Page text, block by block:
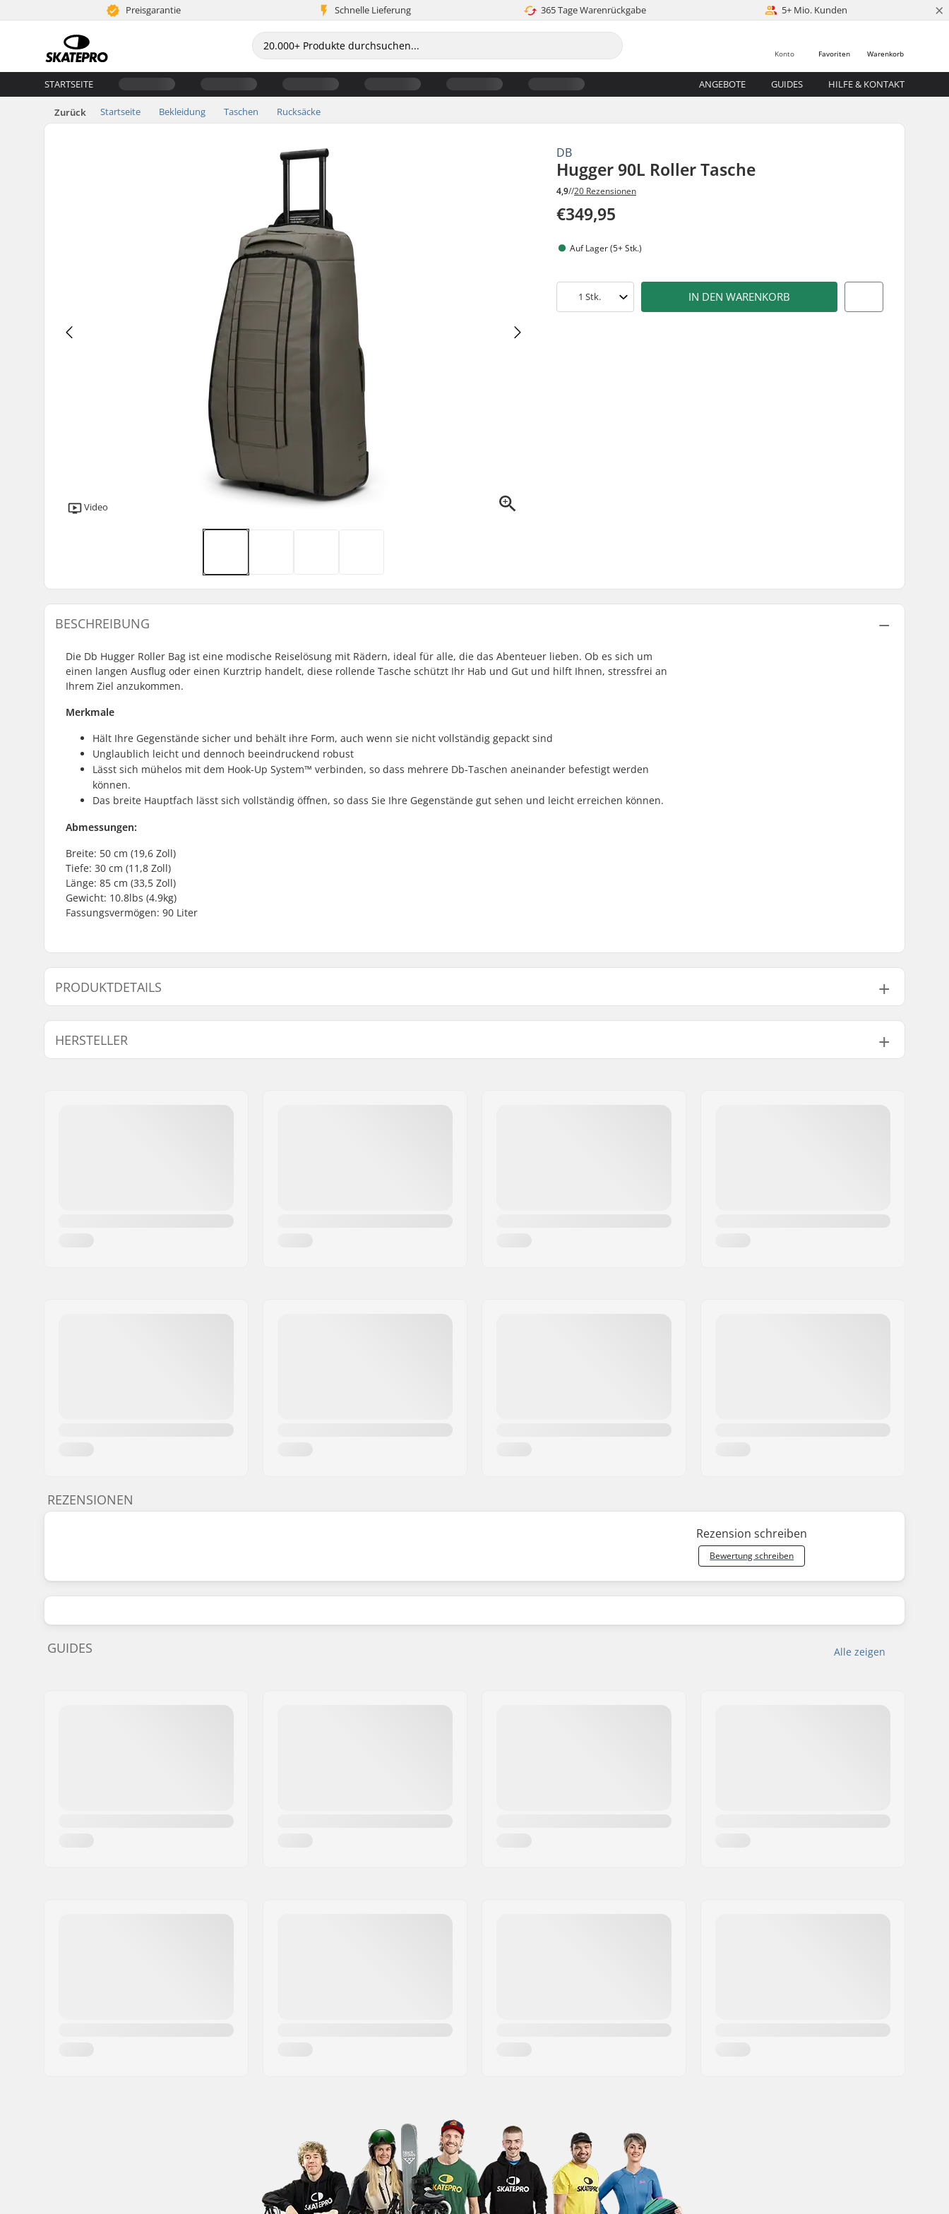
Preisgarantie Schnelle Lieferung 365 Tage Warenrückgabe 5+ Mio. Kunden ×
Warenkorb
Favoriten
Konto
STARTSEITE ANGEBOTE GUIDES HILFE & KONTAKT
Zurück Startseite Bekleidung Taschen Rucksäcke
DB
Hugger 90L Roller Tasche
4,9//20 Rezensionen
€349,95
Video
Auf Lager (5+ Stk.)
1 Stk. IN DEN WARENKORB
BESCHREIBUNG
Die Db Hugger Roller Bag ist eine modische Reiselösung mit Rädern, ideal für alle, die das Abenteuer lieben. Ob es sich um
einen langen Ausflug oder einen Kurztrip handelt, diese rollende Tasche schützt Ihr Hab und Gut und hilft Ihnen, stressfrei an
Ihrem Ziel anzukommen.
Merkmale
Hält Ihre Gegenstände sicher und behält ihre Form, auch wenn sie nicht vollständig gepackt sind
Unglaublich leicht und dennoch beeindruckend robust
Lässt sich mühelos mit dem Hook-Up System™️ verbinden, so dass mehrere Db-Taschen aneinander befestigt werden
können.
Das breite Hauptfach lässt sich vollständig öffnen, so dass Sie Ihre Gegenstände gut sehen und leicht erreichen können.
Abmessungen:
Breite: 50 cm (19,6 Zoll)
Tiefe: 30 cm (11,8 Zoll)
Länge: 85 cm (33,5 Zoll)
Gewicht: 10.8lbs (4.9kg)
Fassungsvermögen: 90 Liter
PRODUKTDETAILS
Volumen:
90 l
Gewicht:
Typ:
Roller bag
Aktivitäten:
Exploration
HERSTELLER
REZENSIONEN
Rezension schreiben
Bewertung schreiben
Alle zeigen
GUIDES